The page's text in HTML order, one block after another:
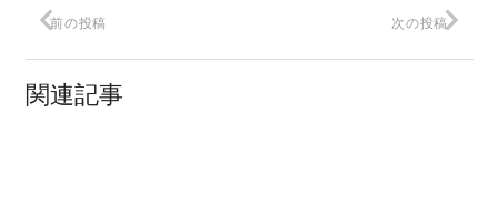
前の投稿 次の投稿
関連記事
これ知ってる？お客様がついついクリッ